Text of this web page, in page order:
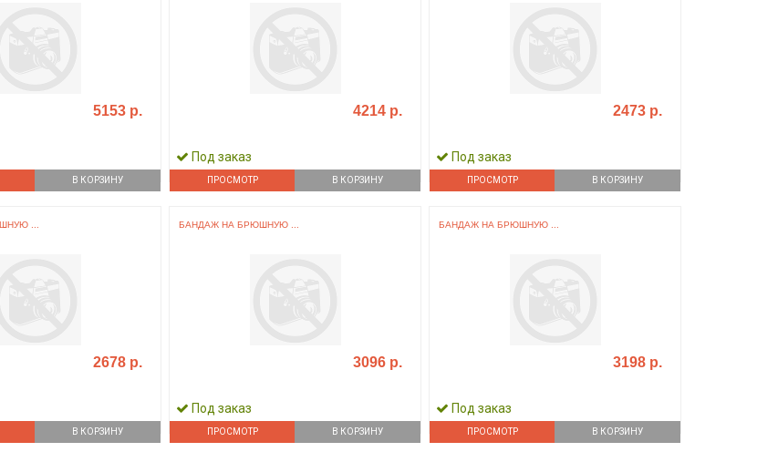
5153 р.
В КОРЗИНУ
4214 р.
Под заказ
ПРОСМОТР В КОРЗИНУ
2473 р.
Под заказ
ПРОСМОТР В КОРЗИНУ
...
2678 р.
В КОРЗИНУ
БАНДАЖ НА БРЮШНУЮ ...
3096 р.
Под заказ
ПРОСМОТР В КОРЗИНУ
БАНДАЖ НА БРЮШНУЮ ...
3198 р.
Под заказ
ПРОСМОТР В КОРЗИНУ